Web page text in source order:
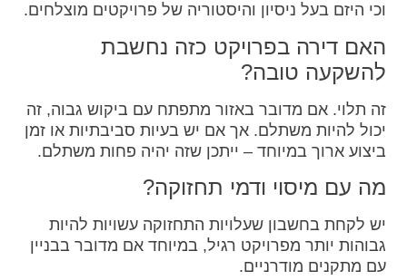
וכי היזם בעל ניסיון והיסטוריה של פרויקטים מוצלחים.
האם דירה בפרויקט כזה נחשבת
להשקעה טובה?
זה תלוי. אם מדובר באזור מתפתח עם ביקוש גבוה, זה
יכול להיות משתלם. אך אם יש בעיות סביבתיות או זמן
ביצוע ארוך במיוחד – ייתכן שזה יהיה פחות משתלם.
מה עם מיסוי ודמי תחזוקה?
יש לקחת בחשבון שעלויות התחזוקה עשויות להיות
גבוהות יותר מפרויקט רגיל, במיוחד אם מדובר בבניין
עם מתקנים מודרניים.